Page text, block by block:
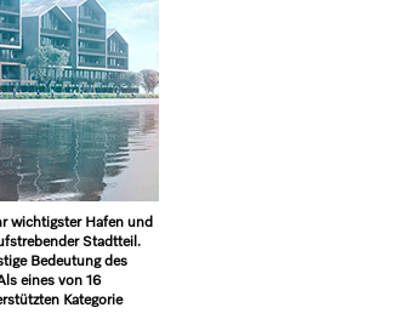
wichtigster Hafen und
Stadtteil.
Bedeutung des
eines von 16
Kategorie